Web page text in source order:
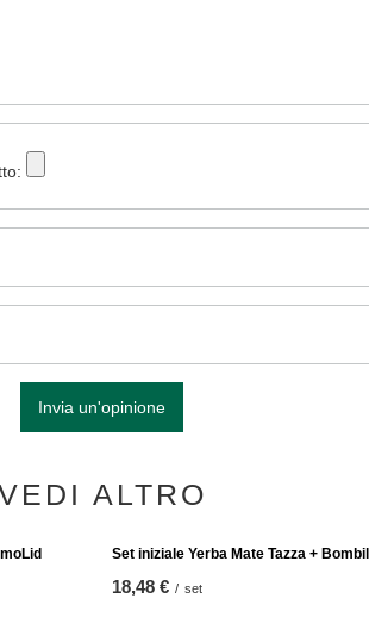
Invia un'opinione
ALTRO